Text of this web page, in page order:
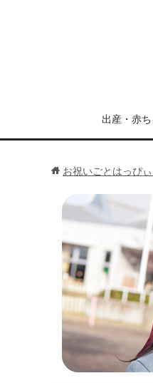
出産・赤
お祝いごとはっぴ